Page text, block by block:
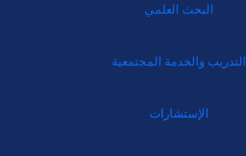
البحث العلمي
التدريب والخدمة المجتمعية
الإستشارات